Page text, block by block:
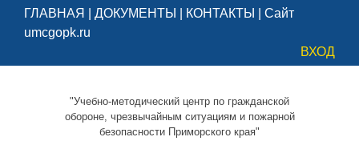
ГЛАВНАЯ ДОКУМЕНТЫ КОНТАКТЫ
Сайт
umcgopk.ru
ВХОД
"Учебно-методический центр по гражданской
обороне, чрезвычайным ситуациям и пожарной
безопасности Приморского края"